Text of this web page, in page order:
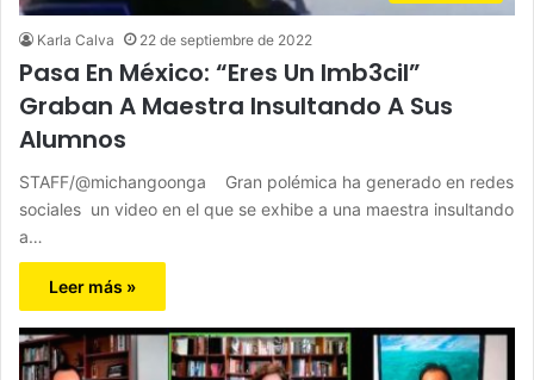
Karla Calva 22 de septiembre de 2022
Pasa En México: “Eres Un Imb3cil”
Graban A Maestra Insultando A Sus
Alumnos
STAFF/@michangoonga Gran polémica ha generado en redes
sociales un video en el que se exhibe a una maestra insultando
a…
Leer más »